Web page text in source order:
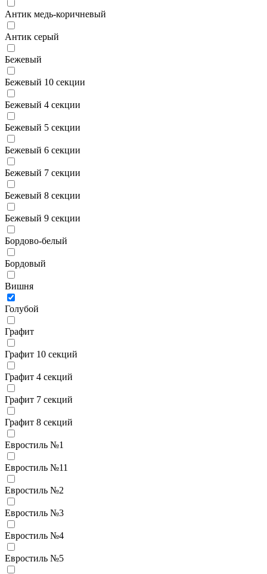
Антик медь-коричневый
Антик серый
Бежевый
Бежевый 10 секции
Бежевый 4 секции
Бежевый 5 секции
Бежевый 6 секции
Бежевый 7 секции
Бежевый 8 секции
Бежевый 9 секции
Бордово-белый
Бордовый
Вишня
Голубой
Графит
Графит 10 секций
Графит 4 секций
Графит 7 секций
Графит 8 секций
Евростиль №1
Евростиль №11
Евростиль №2
Евростиль №3
Евростиль №4
Евростиль №5